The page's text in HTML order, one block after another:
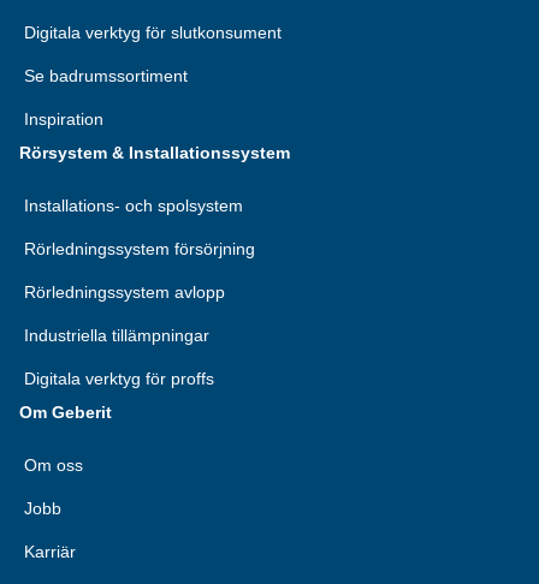
Digitala verktyg för slutkonsument
Se badrumssortiment
Inspiration
Rörsystem & Installationssystem
Installations- och spolsystem
Rörledningssystem försörjning
Rörledningssystem avlopp
Industriella tillämpningar
Digitala verktyg för proffs
Om Geberit
Om oss
Jobb
Karriär